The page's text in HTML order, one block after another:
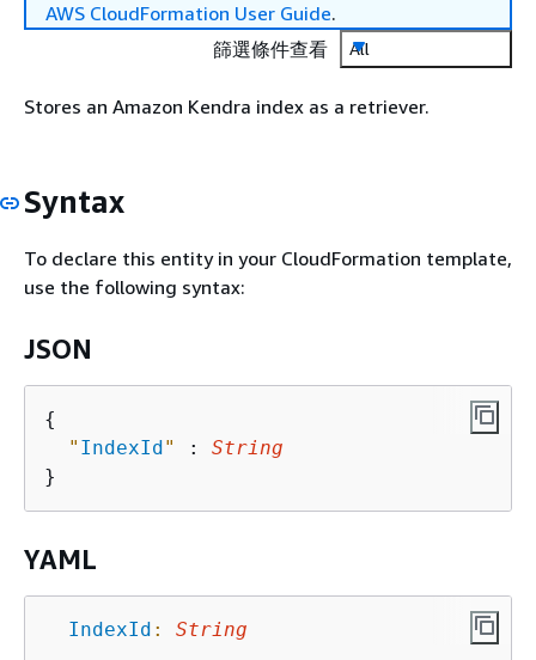
AWS CloudFormation User Guide.
篩選條件查看
All
Stores an Amazon Kendra index as a retriever.
Syntax
To declare this entity in your CloudFormation template,
use the following syntax:
JSON
{
" IndexId" : String
YAML
IndexId : String